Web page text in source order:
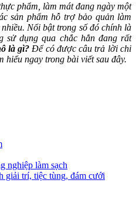
phẩm, làm mát đang ngày một
sản phẩm hỗ trợ bảo quản làm
Nổi bật trong số đó chính là
sử dụng qua chắc hẳn đang rất
là gì? Để có được câu trả lời chi
hiểu ngay trong bài viết sau đây.
nghiệp làm sạch
giải trí, tiệc tùng, đám cưới